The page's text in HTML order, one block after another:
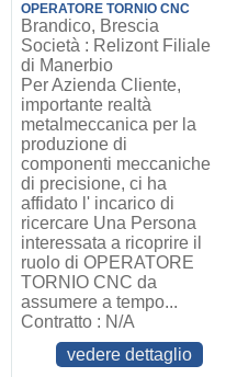
OPERATORE TORNIO CNC
Brandico, Brescia
Società : Relizont Filiale
di Manerbio
Per Azienda Cliente,
importante realtà
metalmeccanica per la
produzione di
componenti meccaniche
di precisione, ci ha
affidato l' incarico di
ricercare Una Persona
interessata a ricoprire il
ruolo di OPERATORE
TORNIO CNC da
assumere a tempo...
Contratto : N/A
vedere dettaglio